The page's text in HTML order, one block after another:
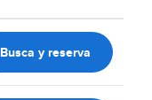
Busca y reserva